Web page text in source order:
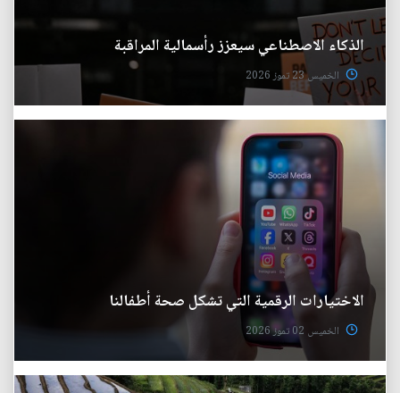
الذكاء الاصطناعي سيعزز رأسمالية المراقبة
الخميس 23 تموز 2026
الاختيارات الرقمية التي تشكل صحة أطفالنا
الخميس 02 تموز 2026